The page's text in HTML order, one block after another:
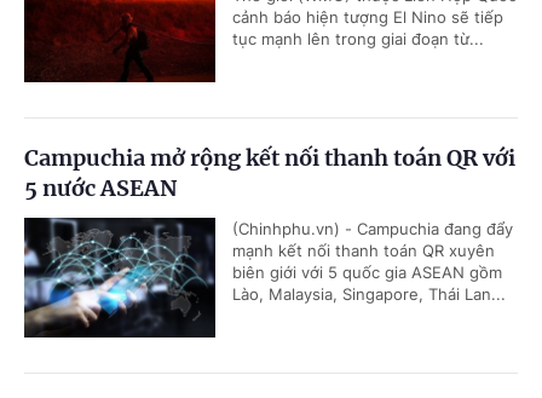
cảnh báo hiện tượng El Nino sẽ tiếp
tục mạnh lên trong giai đoạn từ...
Campuchia mở rộng kết nối thanh toán QR với
5 nước ASEAN
(Chinhphu.vn) - Campuchia đang đẩy
mạnh kết nối thanh toán QR xuyên
biên giới với 5 quốc gia ASEAN gồm
Lào, Malaysia, Singapore, Thái Lan...